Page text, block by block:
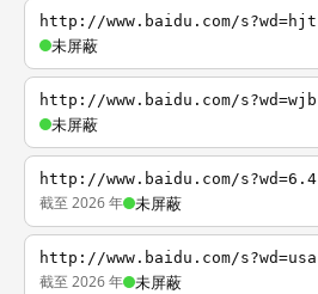
http://www.baidu.com/s?wd=hjt
未屏蔽
http://www.baidu.com/s?wd=wjb
未屏蔽
http://www.baidu.com/s?wd=6.4
截至 2026 年 未屏蔽
http://www.baidu.com/s?wd=usa
截至 2026 年 未屏蔽